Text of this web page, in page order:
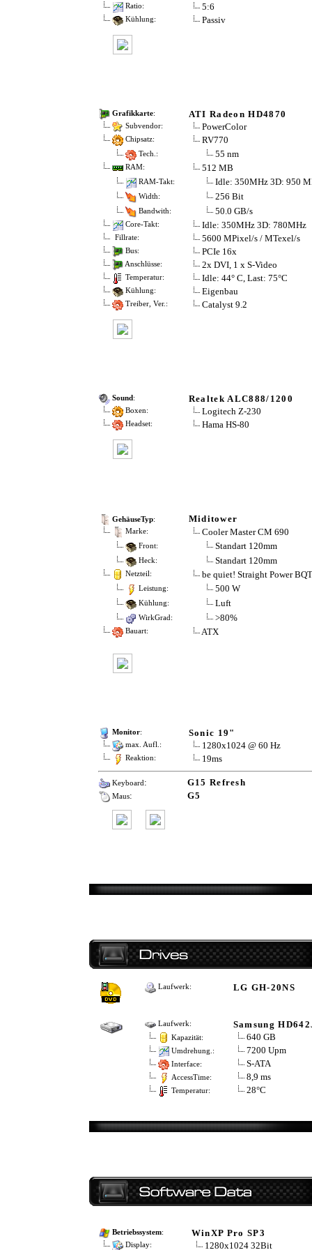
Ratio: 5:6
Kühlung: Passiv
Grafikkarte: ATI Radeon HD4870
Subvendor: PowerColor
Chipsatz: RV770
Tech.: 55 nm
RAM: 512 MB
RAM-Takt: Idle: 350MHz 3D: 950
Width: 256 Bit
Bandwith: 50.0 GB/s
Core-Takt: Idle: 350MHz 3D: 780MHz
Fillrate: 5600 MPixel/s / MTexel/s
Bus: PCIe 16x
Anschlüsse: 2x DVI, 1 x S-Video
Temperatur: Idle: 44° C, Last: 75°C
Kühlung: Eigenbau
Treiber, Ver.: Catalyst 9.2
Sound: Realtek ALC888/1200
Boxen: Logitech Z-230
Headset: Hama HS-80
GehäuseTyp: Miditower
Marke: Cooler Master CM 690
Front: Standart 120mm
Heck: Standart 120mm
Netzteil: be quiet! Straight Power
Leistung: 500 W
Kühlung: Luft
WirkGrad: >80%
Bauart: ATX
Monitor: Sonic 19"
max. Aufl.: 1280x1024 @ 60 Hz
Reaktion: 19ms
Keyboard: G15 Refresh
Maus: G5
Laufwerk: LG GH-20NS
Laufwerk: Samsung
Kapazität: 640 GB
Umdrehung.: 7200 Upm
Interface: S-ATA
AccessTime: 8,9 ms
Temperatur: 28°C
Betriebssystem: WinXP Pro SP3
Display: 1280x1024 32Bit